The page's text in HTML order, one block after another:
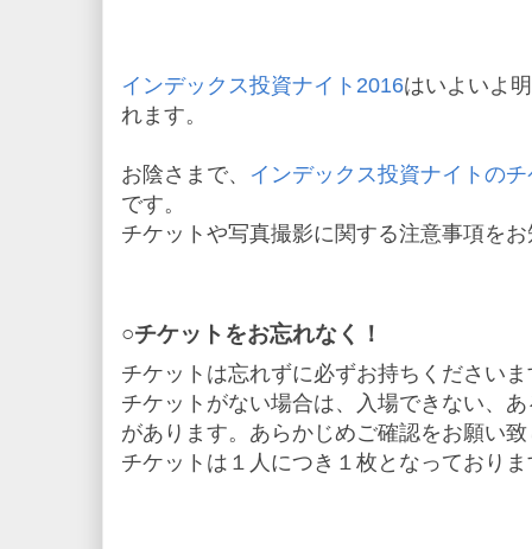
インデックス投資ナイト2016はいよいよ
れます。
お陰さまで、 インデックス投資ナイトの
です。
チケットや写真撮影に関する注意事項を
○チケットをお忘れなく！
チケットは忘れずに必ずお持ちください
チケットがない場合は、入場できない、
があります。あらかじめご確認をお願い
チケットは１人につき１枚となっておりま